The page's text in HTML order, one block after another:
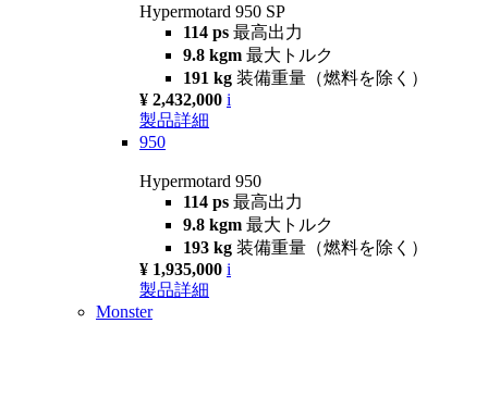
Hypermotard 950 SP
114 ps 最高出力
9.8 kgm 最大トルク
191 kg 装備重量（燃料を除く）
¥ 2,432,000 i
製品詳細
950
Hypermotard 950
114 ps 最高出力
9.8 kgm 最大トルク
193 kg 装備重量（燃料を除く）
¥ 1,935,000 i
製品詳細
Monster